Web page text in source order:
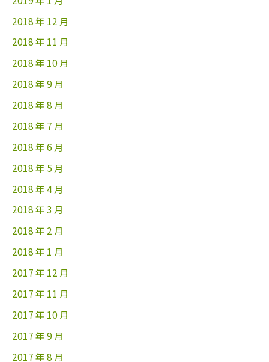
2018 年 12 月
2018 年 11 月
2018 年 10 月
2018 年 9 月
2018 年 8 月
2018 年 7 月
2018 年 6 月
2018 年 5 月
2018 年 4 月
2018 年 3 月
2018 年 2 月
2018 年 1 月
2017 年 12 月
2017 年 11 月
2017 年 10 月
2017 年 9 月
2017 年 8 月